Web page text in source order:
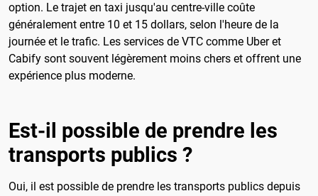
option. Le trajet en taxi jusqu'au centre-ville coûte
généralement entre 10 et 15 dollars, selon l'heure de la
journée et le trafic. Les services de VTC comme Uber et
Cabify sont souvent légèrement moins chers et offrent une
expérience plus moderne.
Est-il possible de prendre les
transports publics ?
Oui, il est possible de prendre les transports publics depuis